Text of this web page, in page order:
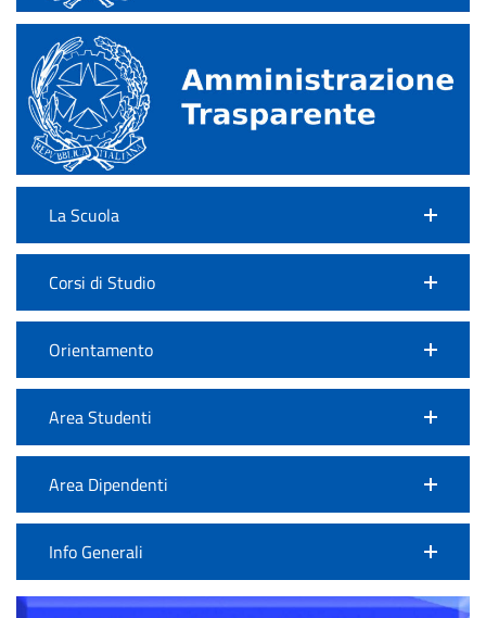
La Scuola
Corsi di Studio
Orientamento
Area Studenti
Area Dipendenti
Info Generali